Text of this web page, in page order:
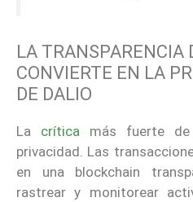
LA TRANSPARENCIA
CONVIERTE EN LA
DE DALIO
La crítica más fuerte
privacidad. Las
en una blockchain
rastrear y monitorear